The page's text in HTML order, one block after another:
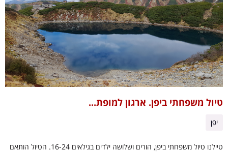
טיול משפחתי ביפן. ארגון למופת...
יפן
טיילנו טיול משפחתי ביפן, הורים ושלושה ילדים בגילאים 16-24. הטיול הותאם